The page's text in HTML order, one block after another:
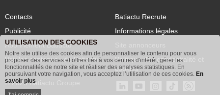
Publicité
Abonnement Batiactu
Voir les contenus+ de Batiactu
Site annonceurs
Politique de confidentialité et
cookies
© 2026 Batiactu Groupe
UTILISATION DES COOKIES
Notre site utilise des cookies afin de personnaliser le contenu pour vous
proposer des services et offres liés à vos centres d'intérêt, gérer les
fonctionnalités de notre site et réaliser des analyses statistiques. En
poursuivant votre navigation, vous acceptez l’utilisation de ces cookies. En
savoir plus